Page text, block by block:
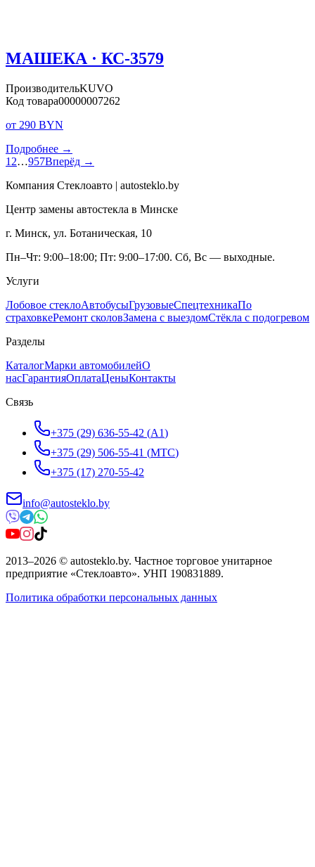
МАШЕКА · КС-3579
ПроизводительKUVO
Код товара00000007262
от 290 BYN
Подробнее →
1 2…957Вперёд →
Компания Стеклоавто | autosteklo.by
Центр замены автостекла в Минске
г. Минск, ул. Ботаническая, 10
Пн–Чт: 9:00–18:00; Пт: 9:00–17:00. Сб, Вс — выходные.
Услуги
Лобовое стеклоАвтобусыГрузовыеСпецтехникаПо
страховкеРемонт сколовЗамена с выездомСтёкла с подогревом
Разделы
КаталогМарки автомобилейО
насГарантияОплатаЦеныКонтакты
Связь
+375 (29) 636-55-42 (A1)
+375 (29) 506-55-41 (МТС)
+375 (17) 270-55-42
info@autosteklo.by
2013–2026 © autosteklo.by. Частное торговое унитарное
предприятие «Стеклоавто». УНП 190831889.
Политика обработки персональных данных